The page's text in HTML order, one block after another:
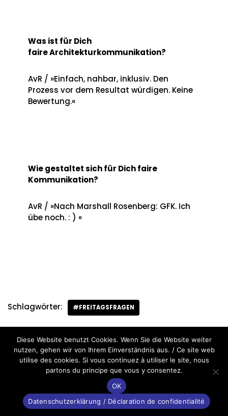
Was ist für Dich
faire Architekturkommunikation?
AvR / »Einfach, nahbar, inklusiv. Den
Prozess vor dem Resultat würdigen. Keine
Bewertung.«
Wie gestaltet sich für Dich faire
Kommunikation?
AvR / »Nach Marshall Rosenberg: GFK. Ich
übe noch. : ) «
Schlagwörter: #FREITAGSFRAGEN
Neve&WordPress
Diese Website benutzt Cookies. Wenn Sie die Website weiter
nutzen, gehen wir von Ihrem Einverständnis aus. / Ce site web
utilise des cookies. Si vous continuez à utiliser le site, nous
partons du principe que vous y consentez.
OK
Datenschutzerklärung / Déclaration de confidentialité